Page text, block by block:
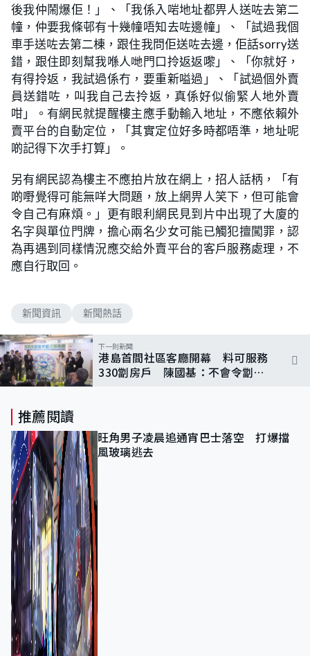
後我仲鬧爆佢！」、「我係入啱地址都畀人送咗去第二
幢，仲要我條邨有十幾幢唔知去咗邊幢」、「試過我個
車手送咗去第二棟，跟住我問佢送咗去邊，佢話sorry送
錯，跟住即刻幫我喺人哋門口拎返返嚟」、「你就好，
有得拎返，我試過係冇，要重新嗌過」、「試過個外賣
員送錯咗，叫我自己去拎返，真係好似偷緊人地外賣
咁」。有網民就提醒樓主應手動輸入地址，不應依賴外
賣平台的自動定位，「其實定位好多時都唔準，地址呢
啲記得下次手打算」。
另有網民認為樓主不應拍片放在網上，招人話柄，「有
啲嘢覺得可能無咩大問題，放上網畀人笑下，但可能會
令自己有麻煩。」更有眼利網民見到片中出現了大廈的
名字與單位門牌，擔心兩名少女可能已觸犯擅闖罪，認
為再遇到同樣情況應交給外賣平台的客戶服務處理，不
應自行取回。
新聞資訊 新聞熱話
下一則新聞
港島首間社區客廳開幕 料可服務
330劏房戶 陳國基：不會令劏房
推薦閱讀
旺角男子凌晨追通宵巴士落空 打爆擋
風玻璃逃去